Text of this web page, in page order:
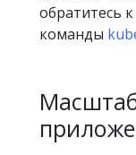
обратитесь
команды